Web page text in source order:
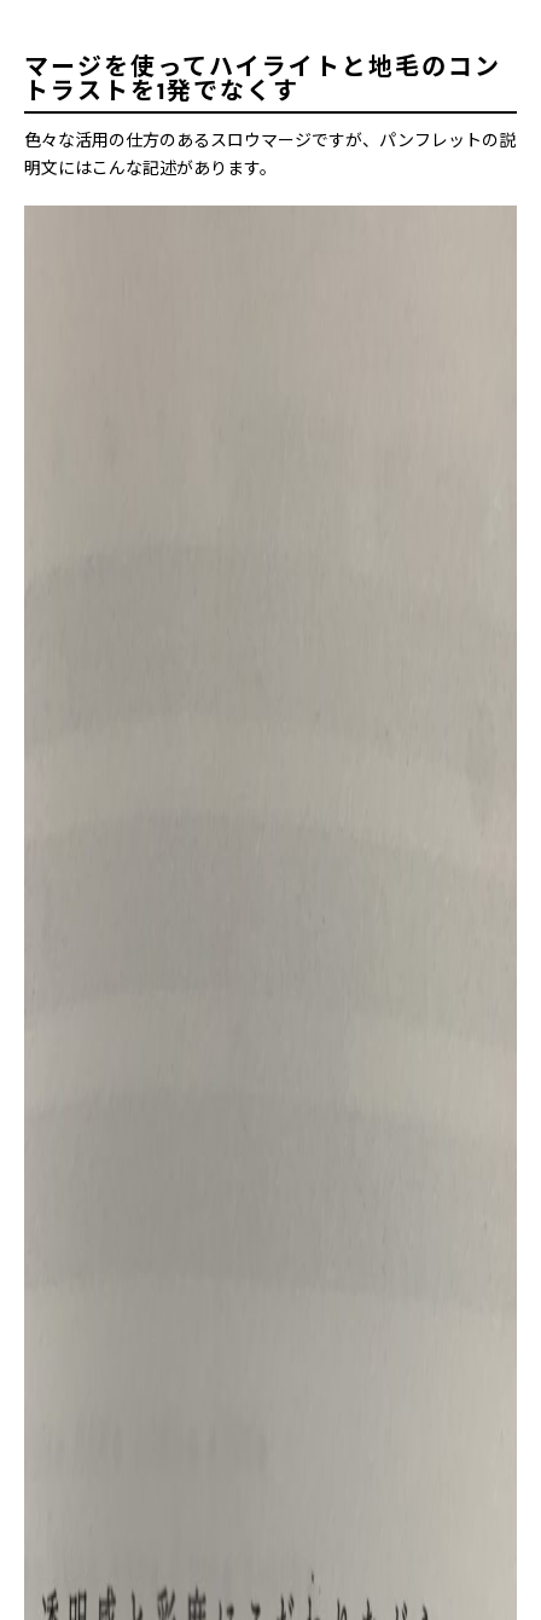
マージを使ってハイライトと地毛のコン
トラストを1発でなくす
色々な活用の仕方のあるスロウマージですが、パンフレットの説
明文にはこんな記述があります。